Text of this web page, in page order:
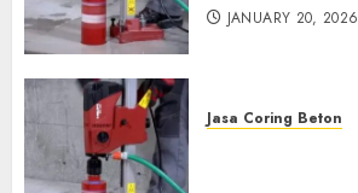
JANUARY 20, 2026
Jasa Coring Beton